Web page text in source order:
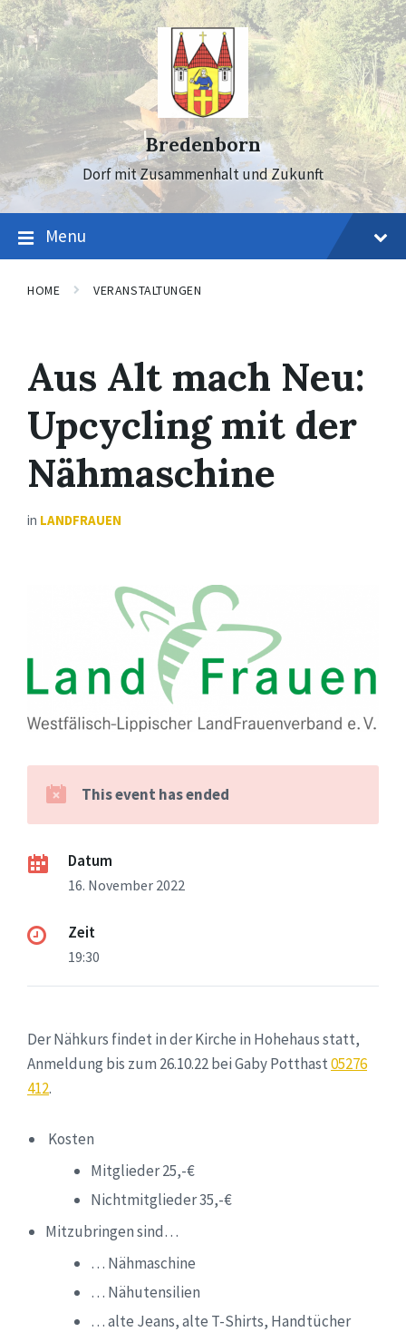
Skip
to
content
Skip
to
main
navigation
Skip
to
footer
Bredenborn
Dorf mit Zusammenhalt und Zukunft
Menu
HOME VERANSTALTUNGEN
Aus Alt mach Neu:
Upcycling mit der
Nähmaschine
in LANDFRAUEN
This event has ended
Datum
16. November 2022
Zeit
19:30
Der Nähkurs findet in der Kirche in Hohehaus statt,
Anmeldung bis zum 26.10.22 bei Gaby Potthast05276
412.
Kosten
Mitglieder 25,-€
Nichtmitglieder 35,-€
Mitzubringen sind…
… Nähmaschine
… Nähutensilien
… alte Jeans, alte T-Shirts, Handtücher